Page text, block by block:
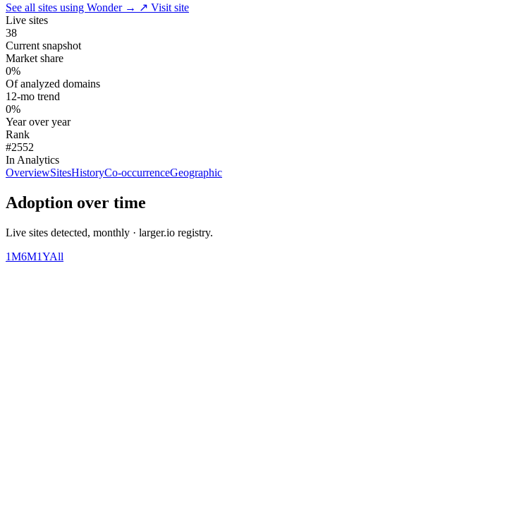
See all sites using Wonder → ↗ Visit site
Live sites
38
Current snapshot
Market share
0%
Of analyzed domains
12-mo trend
0%
Year over year
Rank
#2552
In Analytics
OverviewSitesHistoryCo-occurrenceGeographic
Adoption over time
Live sites detected, monthly · larger.io registry.
1M6M1YAll